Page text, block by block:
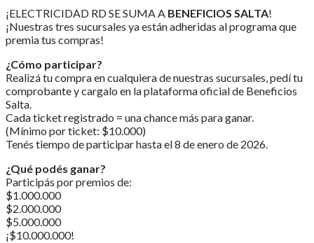
¡ELECTRICIDAD RD SE SUMA A BENEFICIOS SALTA!
¡Nuestras tres sucursales ya están adheridas al programa que
premia tus compras!
¿Cómo participar?
Realizá tu compra en cualquiera de nuestras sucursales, pedí tu
comprobante y cargalo en la plataforma oficial de Beneficios
Salta.
Cada ticket registrado = una chance más para ganar.
(Mínimo por ticket: $10.000)
Tenés tiempo de participar hasta el 8 de enero de 2026.
¿Qué podés ganar?
Participás por premios de:
$1.000.000
$2.000.000
$5.000.000
¡$10.000.000!